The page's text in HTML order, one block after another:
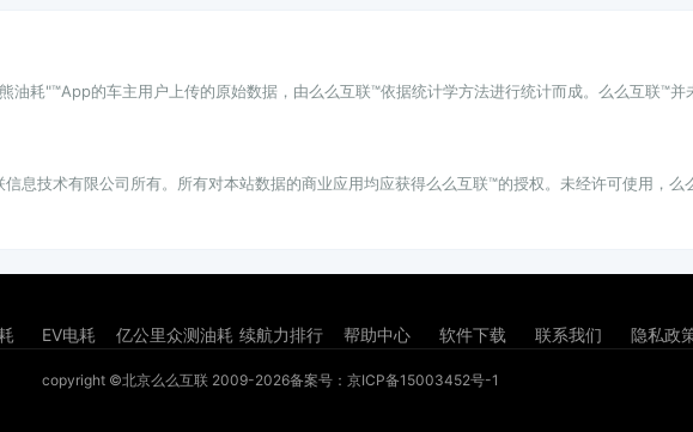
耗"™App的车主用户上传的原始数据，由么么互联™依据统计学方法进行统计而成。么么互联™并
息技术有限公司所有。所有对本站数据的商业应用均应获得么么互联™的授权。未经许可使用，么
EV电耗 亿公里众测油耗 续航力排行 帮助中心 软件下载 联系我们 隐私政
copyright ©北京么么互联 2009-2026备案号：京ICP备15003452号-1